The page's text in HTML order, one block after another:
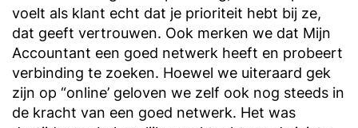
voelt als klant echt dat je prioriteit hebt bij ze,
dat geeft vertrouwen. Ook merken we dat Mijn
Accountant een goed netwerk heeft en probeert
verbinding te zoeken. Hoewel we uiteraard gek
zijn op “online’ geloven we zelf ook nog steeds in
de kracht van een goed netwerk. Het was